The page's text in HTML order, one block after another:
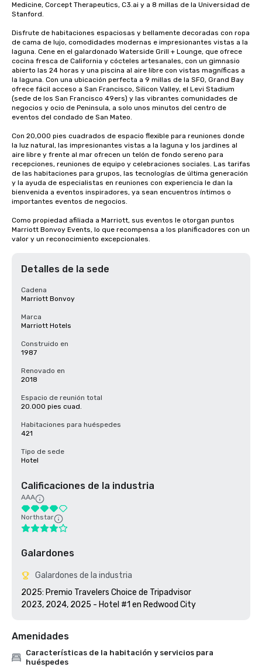
Medicine, Corcept Therapeutics, C3.ai y a 8 millas de la Universidad de
Stanford.
Disfrute de habitaciones espaciosas y bellamente decoradas con ropa
de cama de lujo, comodidades modernas e impresionantes vistas a la
laguna. Cene en el galardonado Waterside Grill + Lounge, que ofrece
cocina fresca de California y cócteles artesanales, con un gimnasio
abierto las 24 horas y una piscina al aire libre con vistas magníficas a
la laguna. Con una ubicación perfecta a 9 millas de la SFO, Grand Bay
ofrece fácil acceso a San Francisco, Silicon Valley, el Levi Stadium
(sede de los San Francisco 49ers) y las vibrantes comunidades de
negocios y ocio de Peninsula, a solo unos minutos del centro de
eventos del condado de San Mateo.
Con 20,000 pies cuadrados de espacio flexible para reuniones donde
la luz natural, las impresionantes vistas a la laguna y los jardines al
aire libre y frente al mar ofrecen un telón de fondo sereno para
recepciones, reuniones de equipo y celebraciones sociales. Las tarifas
de las habitaciones para grupos, las tecnologías de última generación
y la ayuda de especialistas en reuniones con experiencia le dan la
bienvenida a eventos inspiradores, ya sean encuentros íntimos o
importantes eventos de negocios.
Como propiedad afiliada a Marriott, sus eventos le otorgan puntos
Marriott Bonvoy Events, lo que recompensa a los planificadores con un
valor y un reconocimiento excepcionales.
Detalles de la sede
Cadena
Marriott Bonvoy
Marca
Marriott Hotels
Construido en
1987
Renovado en
2018
Espacio de reunión total
20.000 pies cuad.
Habitaciones para huéspedes
421
Tipo de sede
Hotel
Calificaciones de la industria
AAA
Northstar
Galardones
Galardones de la industria
2025: Premio Travelers Choice de Tripadvisor
2023, 2024, 2025 - Hotel #1 en Redwood City
Amenidades
Características de la habitación y servicios para
huéspedes